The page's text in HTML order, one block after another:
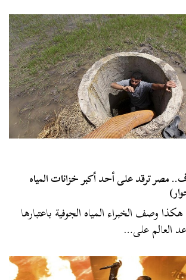
مصر ترقد على أحد أكبر خزانات المياه
وصف الخبراء المياه الجوفية باعتبارها
العالم على…